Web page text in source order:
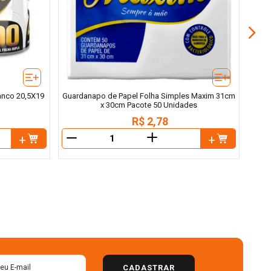
20,5X19
Guardanapo de Papel Folha Simples Maxim 31cm
x 30cm Pacote 50 Unidades
R$ 2,78
＋
CADASTRAR